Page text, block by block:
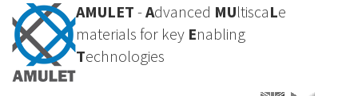
Přejít
hlavnímu
obsahu
AMULET -Advanced MUltiscaLe
materials for key Enabling
Technologies